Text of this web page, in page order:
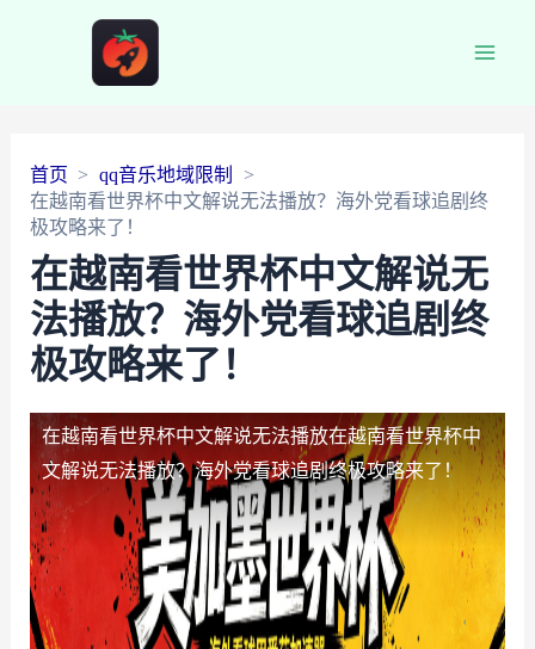
首页
qq音乐地域限制
在越南看世界杯中文解说无法播放？海外党看球追剧终
极攻略来了！
在越南看世界杯中文解说无
法播放？海外党看球追剧终
极攻略来了！
在越南看世界杯中文解说无法播放在越南看世界杯中
文解说无法播放？海外党看球追剧终极攻略来了！